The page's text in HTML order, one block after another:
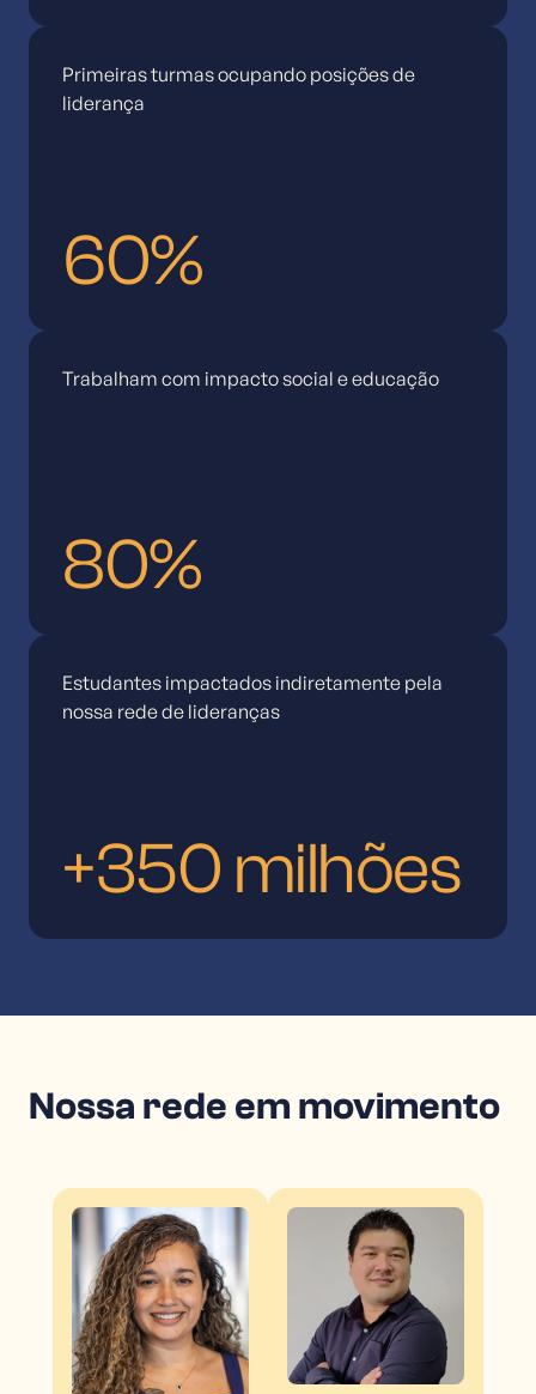
Primeiras turmas ocupando posições de
liderança
60%
Trabalham com impacto social e educação
80%
Estudantes impactados indiretamente pela
nossa rede de lideranças
+350 milhões
Nossa rede em movimento